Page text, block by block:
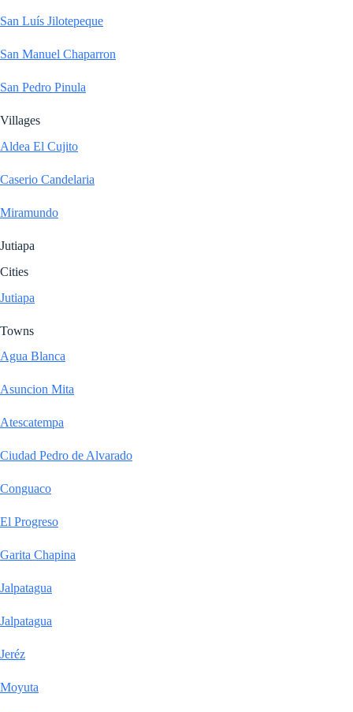
San Luís Jilotepeque
San Manuel Chaparron
San Pedro Pinula
Villages
Aldea El Cujito
Caserio Candelaria
Miramundo
Jutiapa
Cities
Jutiapa
Towns
Agua Blanca
Asuncion Mita
Atescatempa
Ciudad Pedro de Alvarado
Conguaco
El Progreso
Garita Chapina
Jalpatagua
Jalpatagua
Jeréz
Moyuta